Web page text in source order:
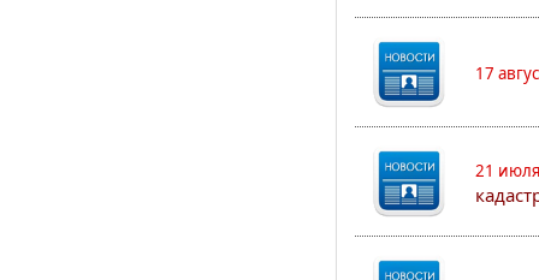
17
21